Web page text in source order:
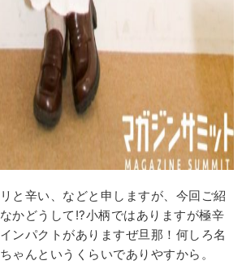
と辛い、などと申しますが、今回ご紹
かどうして!?小柄ではありますが極辛
ンパクトがありますぜ旦那！何しろ名
ゃんというくらいでありやすから。